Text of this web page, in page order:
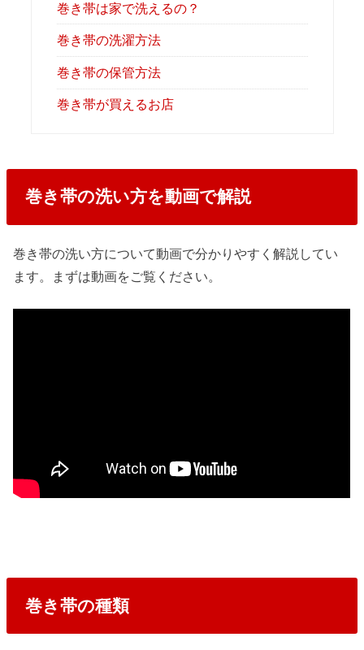
巻き帯は家で洗えるの？
巻き帯の洗濯方法
巻き帯の保管方法
巻き帯が買えるお店
巻き帯の洗い方を動画で解説
巻き帯の洗い方について動画で分かりやすく解説してい
ます。まずは動画をご覧ください。
巻き帯の種類